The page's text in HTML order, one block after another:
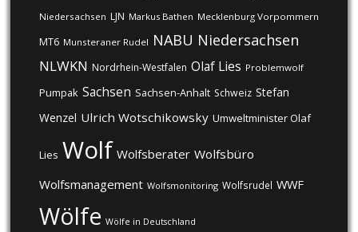
Niedersachsen LJN Markus Bathen Mecklenburg Vorpommern
MT6 Munsteraner Rudel NABU Niedersachsen
NLWKN Nordrhein-Westfalen Olaf Lies Problemwolf
Pumpak Sachsen Sachsen-Anhalt Schweiz Stefan
Wenzel Ulrich Wotschikowsky Umweltminister Olaf
Lies Wolf Wolfsberater Wolfsbüro
Wolfsmanagement Wolfsmonitoring Wolfsrudel WWF
Wölfe Wölfe in Deutschland